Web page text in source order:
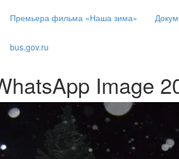
Премьера фильма «Наша зима»
bus.gov.ru
Image